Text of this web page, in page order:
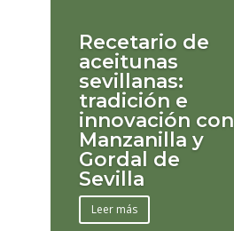
Recetario de
aceitunas
sevillanas:
tradición e
innovación con
Manzanilla y
Gordal de
Sevilla
Leer más